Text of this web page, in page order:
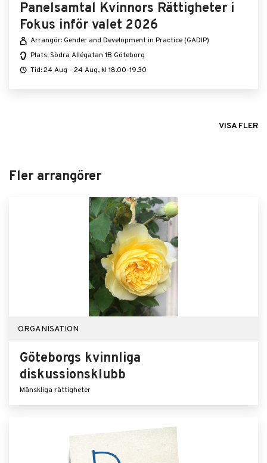
Panelsamtal Kvinnors Rättigheter i
Fokus inför valet 2026
Arrangör: Gender and Development in Practice (GADIP)
Plats: Södra Allégatan 1B Göteborg
Tid: 24 Aug - 24 Aug, kl 18.00-19.30
VISA FLER
Fler arrangörer
ORGANISATION
Göteborgs kvinnliga
diskussionsklubb
Mänskliga rättigheter